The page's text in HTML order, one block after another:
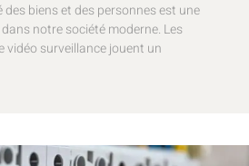
biens et des personnes est une
notre société moderne. Les
vidéo surveillance jouent un